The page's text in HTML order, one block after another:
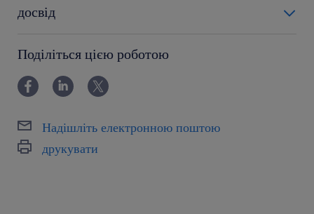
досвід
Поділіться цією роботою
Надішліть електронною поштою
друкувати